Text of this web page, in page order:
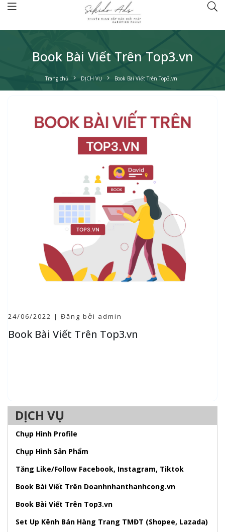
Book Bài Viết Trên Top3.vn
Trang chủ DỊCH VỤ Book Bài Viết Trên Top3.vn
24/06/2022 | Đăng bởi admin
Book Bài Viết Trên Top3.vn
DỊCH VỤ
Chụp Hình Profile
Chụp Hình Sản Phẩm
Tăng Like/Follow Facebook, Instagram, Tiktok
Book Bài Viết Trên Doanhnhanthanhcong.vn
Book Bài Viết Trên Top3.vn
Set Up Kênh Bán Hàng Trang TMĐT (Shopee, Lazada)